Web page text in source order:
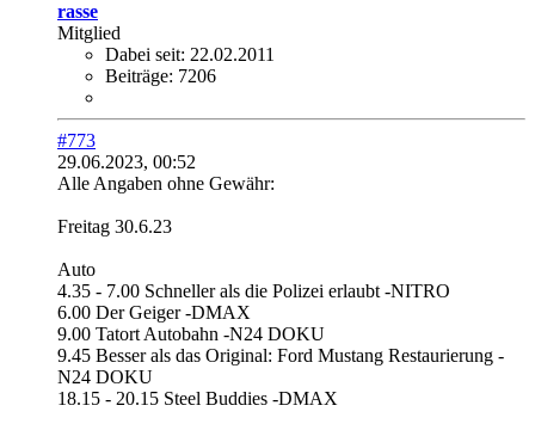
rasse
Mitglied
Dabei seit: 22.02.2011
Beiträge: 7206
#773
29.06.2023, 00:52
Alle Angaben ohne Gewähr:
Freitag 30.6.23
Auto
4.35 - 7.00 Schneller als die Polizei erlaubt -NITRO
6.00 Der Geiger -DMAX
9.00 Tatort Autobahn -N24 DOKU
9.45 Besser als das Original: Ford Mustang Restaurierung -
N24 DOKU
18.15 - 20.15 Steel Buddies -DMAX